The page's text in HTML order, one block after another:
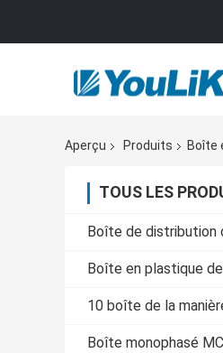
Aperçu Produits Boîte
TOUS LES
Boîte de distribution
Boîte en plastique
10 boîte de la
Boîte monophasé